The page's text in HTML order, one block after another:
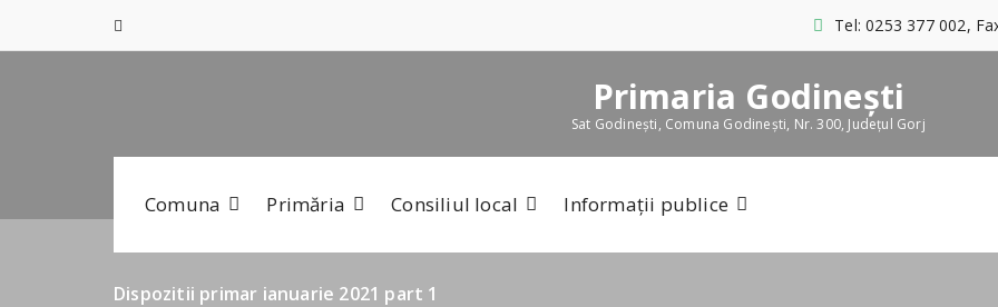
content
Tel: 0253 377 002,
Primaria Godinești
Sat Godinești, Comuna Godinești, Nr. 300, Județul Gorj
Comuna Primăria Consiliul local Informații publice
Dispozitii primar ianuarie 2021 part 1